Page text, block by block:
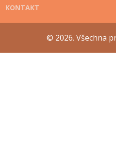
KONTAKT
© 2026. Všechna